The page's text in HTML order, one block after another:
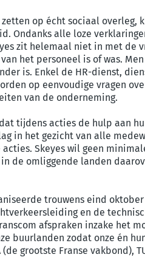
op écht sociaal overleg,
Ondanks alle loze
zit helemaal niet in met de
het personeel is of was.
is. Enkel de HR-dienst,
op eenvoudige vragen
van de onderneming.
tijdens acties de hulp aan
in het gezicht van alle
Skeyes wil geen
de omliggende landen
trouwens eind
en de
afspraken inzake
buurlanden zodat onze én
(de grootste Franse vakbond),